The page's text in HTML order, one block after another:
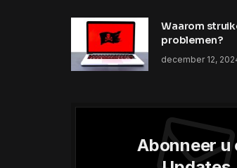
Waarom
problemen?
december 12,
Abonneer u